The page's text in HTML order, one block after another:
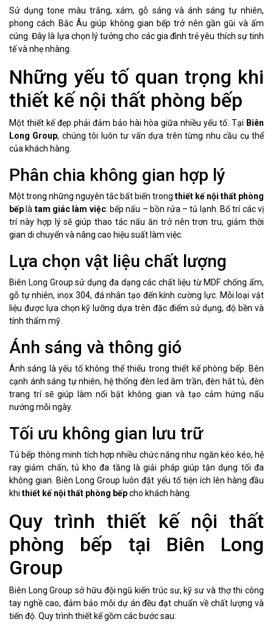
Sử dụng tone màu trắng, xám, gỗ sáng và ánh sáng tự nhiên,
phong cách Bắc Âu giúp không gian bếp trở nên gần gũi và ấm
cúng. Đây là lựa chọn lý tưởng cho các gia đình trẻ yêu thích sự tinh
tế và nhẹ nhàng.
Những yếu tố quan trọng khi
thiết kế nội thất phòng bếp
Một thiết kế đẹp phải đảm bảo hài hòa giữa nhiều yếu tố. Tại Biên
Long Group, chúng tôi luôn tư vấn dựa trên từng nhu cầu cụ thể
của khách hàng.
Phân chia không gian hợp lý
Một trong những nguyên tắc bất biến trong thiết kế nội thất phòng
bếp là tam giác làm việc: bếp nấu – bồn rửa – tủ lạnh. Bố trí các vị
trí này hợp lý sẽ giúp thao tác nấu ăn trở nên trơn tru, giảm thời
gian di chuyển và nâng cao hiệu suất làm việc.
Lựa chọn vật liệu chất lượng
Biên Long Group sử dụng đa dạng các chất liệu từ MDF chống ẩm,
gỗ tự nhiên, inox 304, đá nhân tạo đến kính cường lực. Mỗi loại vật
liệu được lựa chọn kỹ lưỡng dựa trên đặc điểm sử dụng, độ bền và
tính thẩm mỹ.
Ánh sáng và thông gió
Ánh sáng là yếu tố không thể thiếu trong thiết kế phòng bếp. Bên
cạnh ánh sáng tự nhiên, hệ thống đèn led âm trần, đèn hắt tủ, đèn
trang trí sẽ giúp làm nổi bật không gian và tạo cảm hứng nấu
nướng mỗi ngày.
Tối ưu không gian lưu trữ
Tủ bếp thông minh tích hợp nhiều chức năng như ngăn kéo kéo, hệ
ray giảm chấn, tủ kho đa tầng là giải pháp giúp tận dụng tối đa
không gian. Biên Long Group luôn đặt yếu tố tiện ích lên hàng đầu
khi thiết kế nội thất phòng bếpcho khách hàng.
Quy trình thiết kế nội thất
phòng bếp tại Biên Long
Group
Biên Long Group sở hữu đội ngũ kiến trúc sư, kỹ sư và thợ thi công
tay nghề cao, đảm bảo mỗi dự án đều đạt chuẩn về chất lượng và
tiến độ. Quy trình thiết kế gồm các bước sau: